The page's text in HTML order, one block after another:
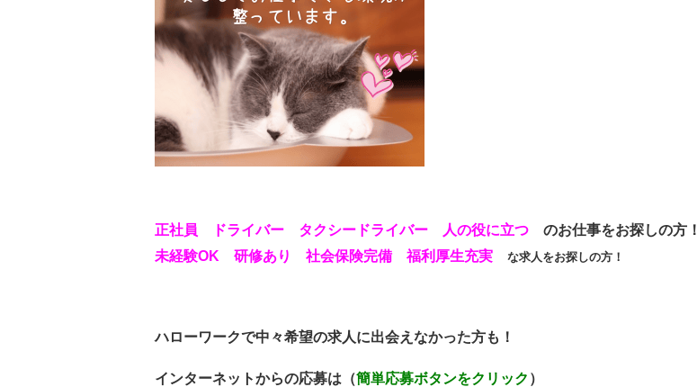
正社員 ドライバー タクシードライバー 人の役に立つ のお仕事をお探しの方！
未経験OK 研修あり 社会保険完備 福利厚生充実 な求人をお探しの方！
ハローワークで中々希望の求人に出会えなかった方も！
インターネットからの応募は （簡単応募ボタンをクリック ）